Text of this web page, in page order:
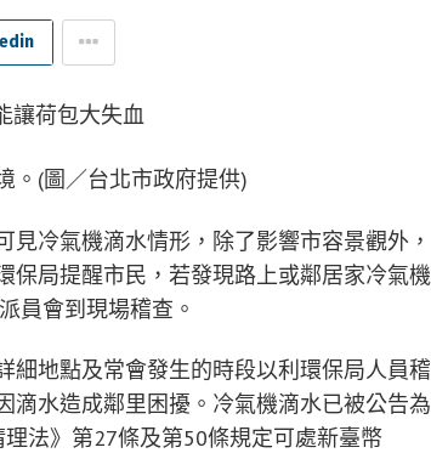
。(圖／台北市政府提供)
冷氣機滴水情形，除了影響市容景觀外，
保局提醒市民，若發現路上或鄰居家冷氣機
員會到現場稽查。
細地點及常會發生的時段以利環保局人員稽
滴水造成鄰里困擾。冷氣機滴水已被公告為
法》第27條及第50條規定可處新臺幣